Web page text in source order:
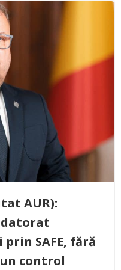
AUR):
prin SAFE, fără
control